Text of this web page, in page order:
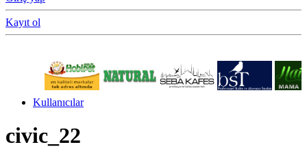
Kayıt ol
Kullanıcılar
civic_22